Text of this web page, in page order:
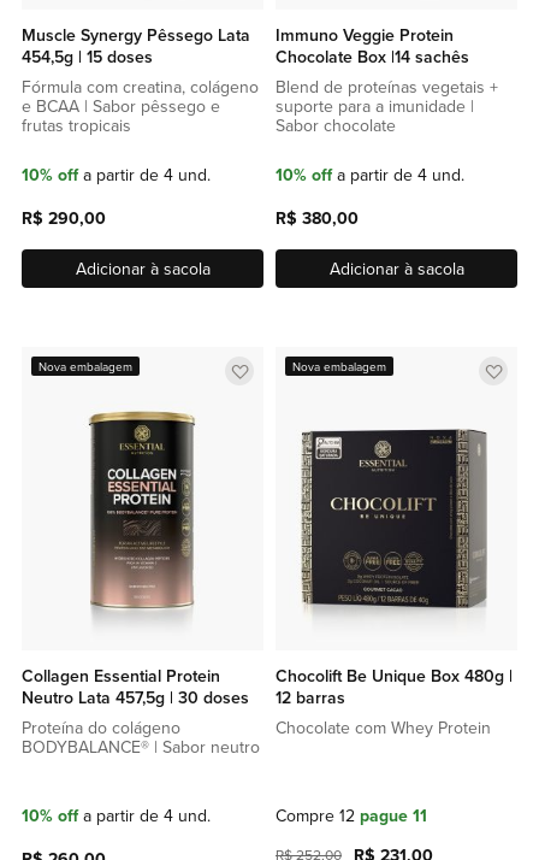
Muscle Synergy Pêssego Lata
454,5g | 15 doses
Fórmula com creatina, colágeno
e BCAA | Sabor pêssego e
frutas tropicais
10% offa partir de 4 und.
R$ 290,00
Adicionar à sacola
Immuno Veggie Protein
Chocolate Box |14 sachês
Blend de proteínas vegetais +
suporte para a imunidade |
Sabor chocolate
10% offa partir de 4 und.
R$ 380,00
Adicionar à sacola
Adicionar
favoritos
Nova embalagem
Collagen Essential Protein
Neutro Lata 457,5g | 30 doses
Proteína do colágeno
BODYBALANCE® | Sabor neutro
10% offa partir de 4 und.
Nova embalagem
Chocolift Be Unique Box 480g |
12 barras
Chocolate com Whey Protein
Compre 12 pague 11
R$ 231,00
R$ 252,00